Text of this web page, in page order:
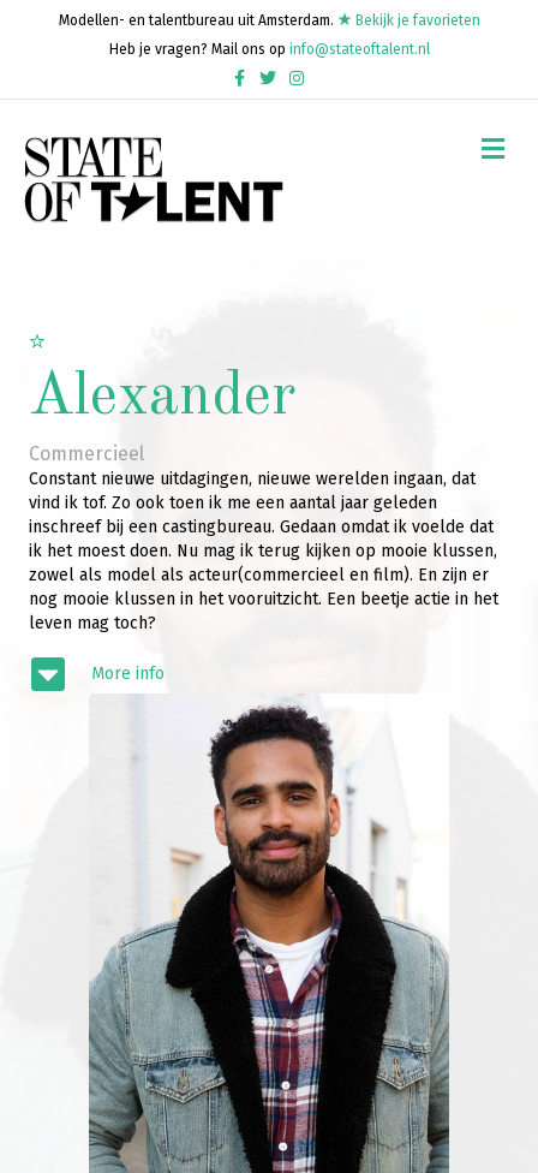
Modellen- en talentbureau uit Amsterdam.
Bekijk je favorieten
Heb je vragen? Mail ons op info@stateoftalent.nl
FacebookTwitterInstagram
Alexander
Commercieel
Constant nieuwe uitdagingen, nieuwe werelden ingaan, dat
vind ik tof. Zo ook toen ik me een aantal jaar geleden
inschreef bij een castingbureau. Gedaan omdat ik voelde dat
ik het moest doen. Nu mag ik terug kijken op mooie klussen,
zowel als model als acteur(commercieel en film). En zijn er
nog mooie klussen in het vooruitzicht. Een beetje actie in het
leven mag toch?
More info